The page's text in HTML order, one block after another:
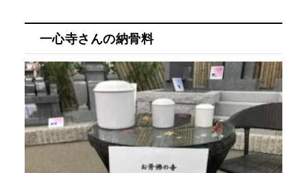
一心寺さんの納骨料